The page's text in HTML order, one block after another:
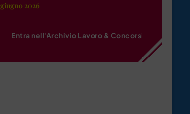
giugno 2026
Entra nell'Archivio Lavoro & Concorsi